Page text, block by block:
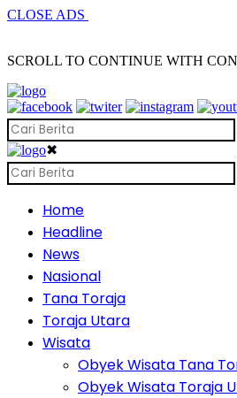
CLOSE ADS
SCROLL TO CONTINUE WITH
✖
Home
Headline
News
Nasional
Tana Toraja
Toraja Utara
Wisata
Obyek Wisata Tana
Obyek Wisata Toraja